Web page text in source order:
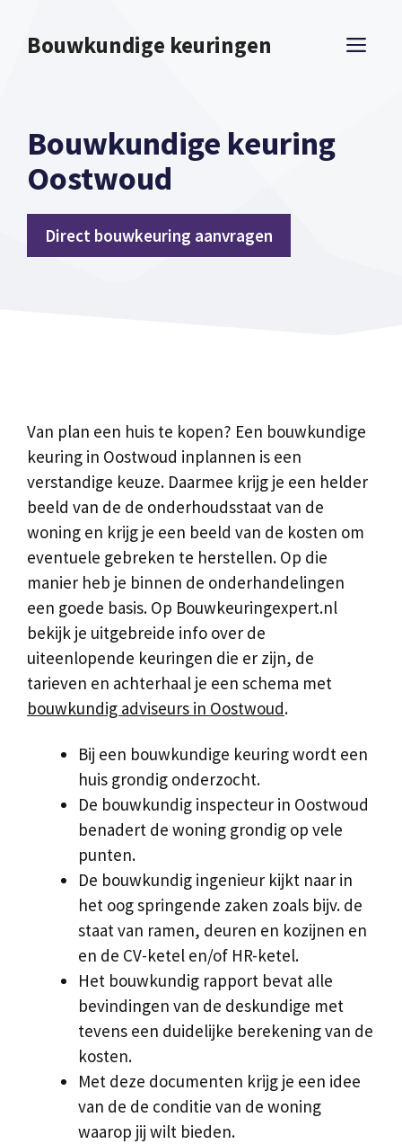
naarBouwkundige keuringen
Bouwkundige keuring
Oostwoud
Direct bouwkeuring aanvragen
Van plan een huis te kopen? Een bouwkundige
keuring in Oostwoud inplannen is een
verstandige keuze. Daarmee krijg je een helder
beeld van de de onderhoudsstaat van de
woning en krijg je een beeld van de kosten om
eventuele gebreken te herstellen. Op die
manier heb je binnen de onderhandelingen
een goede basis. Op Bouwkeuringexpert.nl
bekijk je uitgebreide info over de
uiteenlopende keuringen die er zijn, de
tarieven en achterhaal je een schema met
bouwkundig adviseurs in Oostwoud.
Bij een bouwkundige keuring wordt een
huis grondig onderzocht.
De bouwkundig inspecteur in Oostwoud
benadert de woning grondig op vele
punten.
De bouwkundig ingenieur kijkt naar in
het oog springende zaken zoals bijv. de
staat van ramen, deuren en kozijnen en
en de CV-ketel en/of HR-ketel.
Het bouwkundig rapport bevat alle
bevindingen van de deskundige met
tevens een duidelijke berekening van de
kosten.
Met deze documenten krijg je een idee
van de de conditie van de woning
waarop jij wilt bieden.